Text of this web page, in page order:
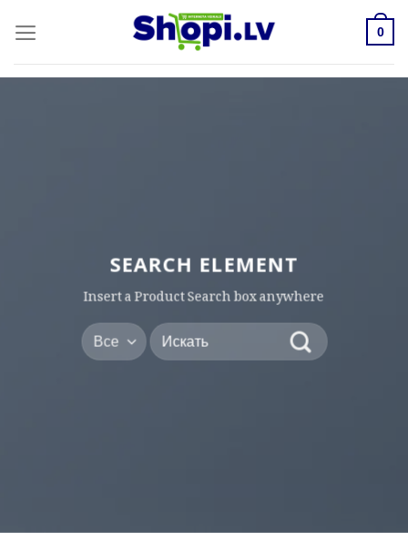
content
0
SEARCH ELEMENT
Insert a Product Search box anywhere
Искать: